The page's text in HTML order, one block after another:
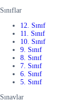
Sınıflar
12. Sınıf
11. Sınıf
10. Sınıf
9. Sınıf
8. Sınıf
7. Sınıf
6. Sınıf
5. Sınıf
Sınavlar